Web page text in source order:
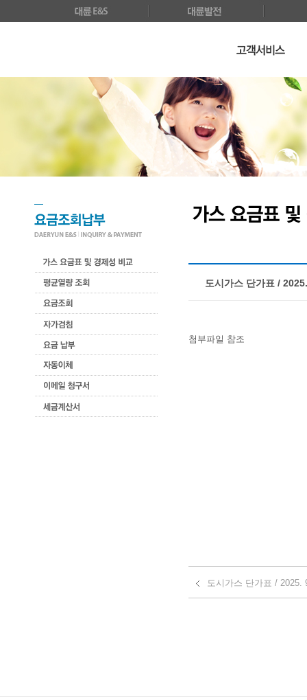
도시가스 단가표 /
첨부파일 참조
도시가스 단가표 / 2025.